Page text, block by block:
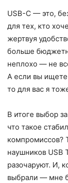
USB-C — это,
для тех, кто
жертвуя
больше
неплохо — не
А если вы ищете
то для вас я
В итоге выбор
что такое
компромиссов?
наушников USB
разочаруют. И,
выбрали — мне